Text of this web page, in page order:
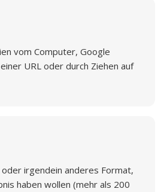
vom Computer, Google
URL oder durch Ziehen auf
oder irgendein anderes Format,
haben wollen (mehr als 200